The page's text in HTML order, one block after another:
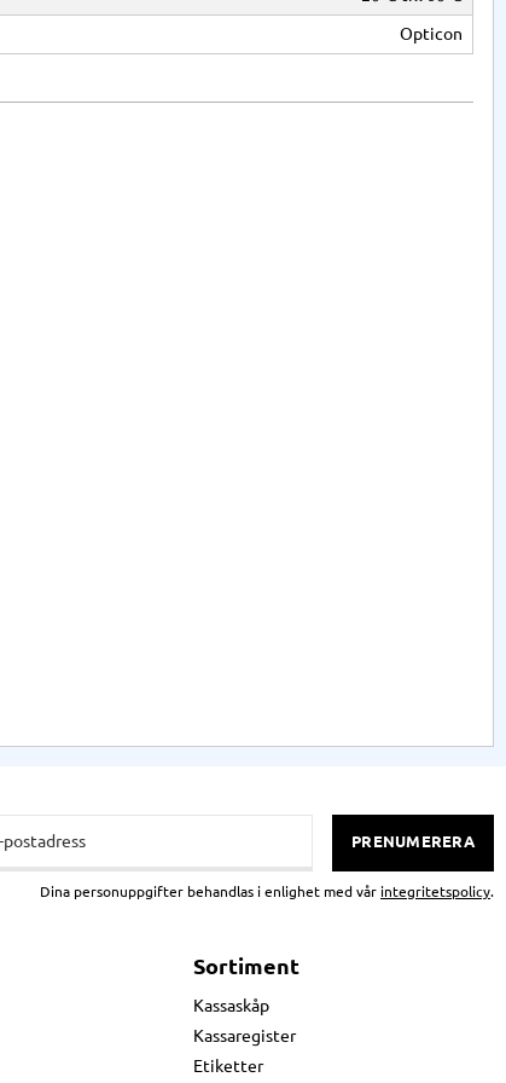
Opticon
PRENUMERERA
Dina personuppgifter behandlas i enlighet med vår integritetspolicy.
Sortiment
Kassaskåp
Kassaregister
Etiketter